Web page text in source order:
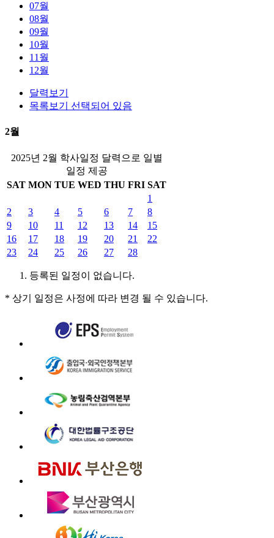
07월
08월
09월
10월
11월
12월
달력보기
목록보기 선택되어 있음
2월
2025년 2월 학사일정 달력으로 일별
일정 제공
SAT MON TUE WED THU FRI SAT
1
2
3 4 5 6 7
8
9
10 11 12 13 14
15
16
17 18 19 20 21
22
23
24 25 26 27 28
등록된 일정이 없습니다.
* 상기 일정은 사정에 따라 변경 될 수 있습니다.